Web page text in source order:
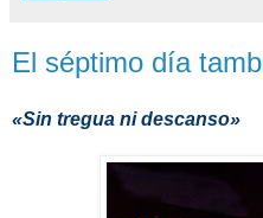
El séptimo día
«Sin tregua ni descanso»